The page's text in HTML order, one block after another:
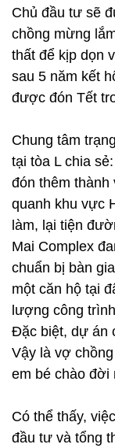
Chủ đầu tư sẽ
chồng mừng
thất để kịp dọn
sau 5 năm kết
được đón Tết
Chung tâm
tại tòa L chia
đón thêm
quanh khu vực
làm, lại tiện
Mai Complex
chuẩn bị bàn
một căn hộ tại
lượng công
Đặc biệt, dự án
Vậy là vợ
em bé chào đời
Có thể thấy,
đầu tư và tổng